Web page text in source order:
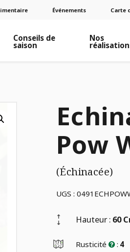
Événements Carte
Conseils de
saison
Nos
Pow
(Échinacée)
UGS :
Hauteur : 60
Rusticité : 4